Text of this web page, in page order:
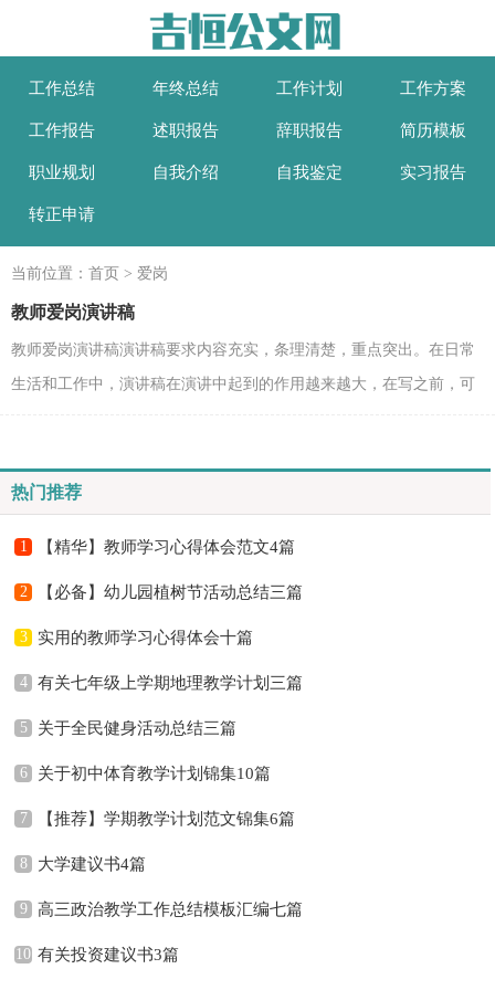
工作总结 年终总结 工作计划 工作方案
工作报告 述职报告 辞职报告 简历模板
职业规划 自我介绍 自我鉴定 实习报告
转正申请
当前位置： 首页 > 爱岗
教师爱岗演讲稿
教师爱岗演讲稿演讲稿要求内容充实，条理清楚，重点突出。在日常
生活和工作中，演讲稿在演讲中起到的作用越来越大，在写之前，可
热门推荐
1 【精华】教师学习心得体会范文4篇
2 【必备】幼儿园植树节活动总结三篇
3 实用的教师学习心得体会十篇
4 有关七年级上学期地理教学计划三篇
5 关于全民健身活动总结三篇
6 关于初中体育教学计划锦集10篇
7 【推荐】学期教学计划范文锦集6篇
8 大学建议书4篇
9 高三政治教学工作总结模板汇编七篇
10 有关投资建议书3篇